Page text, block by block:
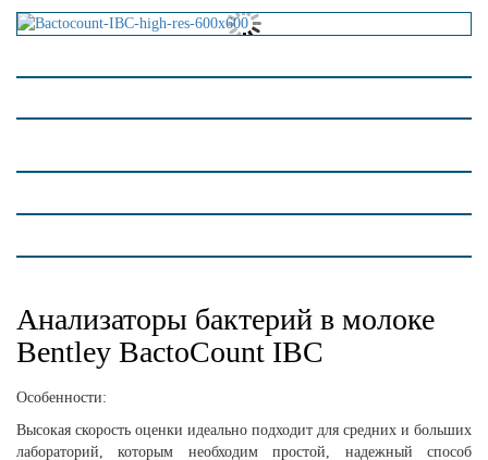
Анализаторы бактерий в молоке
Bentley BactoCount IBC
Особенности:
Высокая скорость оценки идеально подходит для средних и больших
лабораторий, которым необходим простой, надежный способ